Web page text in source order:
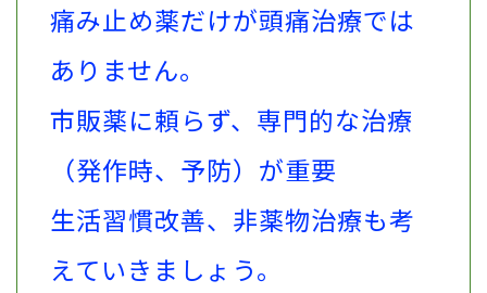
痛み止め薬だけが頭痛治療では
ありません。
市販薬に頼らず、専門的な治療
（発作時、予防）が重要
生活習慣改善、非薬物治療も考
えていきましょう。